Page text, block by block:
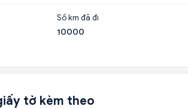
Số km đã đi
10000
tờ kèm theo